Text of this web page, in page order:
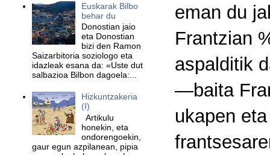
eman du
Frantzian
aspalditik
—baita
ukapen
Euskarak Bilbo
behar du
Donostian jaio
eta Donostian
bizi den Ramon
Saizarbitoria soziologo eta
idazleak esana da: «Uste dut
salbazioa Bilbon dagoela:...
Hizkuntzakeria
(I)
Artikulu
honekin, eta
ondorengoekin,
gaur egun azpilanean, pipia